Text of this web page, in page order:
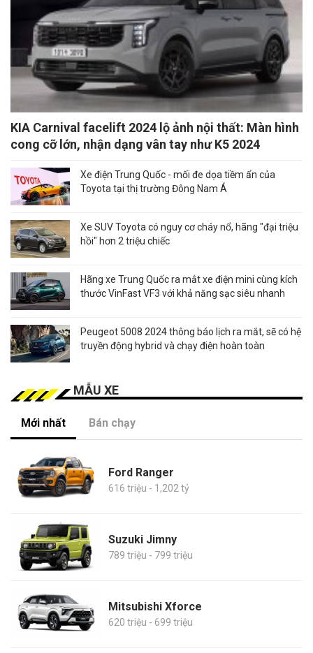
KIA Carnival facelift 2024 lộ ảnh nội thất: Màn hình
cong cỡ lớn, nhận dạng vân tay như K5 2024
Xe điện Trung Quốc - mối đe dọa tiềm ẩn của
Toyota tại thị trường Đông Nam Á
Xe SUV Toyota có nguy cơ cháy nổ, hãng "đại triệu
hồi" hơn 2 triệu chiếc
Hãng xe Trung Quốc ra mắt xe điện mini cùng kích
thước VinFast VF3 với khả năng sạc siêu nhanh
Peugeot 5008 2024 thông báo lịch ra mắt, sẽ có hệ
truyền động hybrid và chạy điện hoàn toàn
MẪU XE
Mới nhất Bán chạy
Ford Ranger
616 triệu - 1,202 tỷ
Suzuki Jimny
789 triệu - 799 triệu
Mitsubishi Xforce
620 triệu - 699 triệu